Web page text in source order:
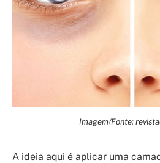
Imagem/Fonte:
A ideia aqui é aplicar uma